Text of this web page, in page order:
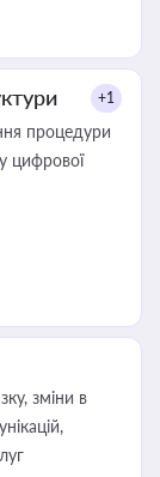
+1
процедури
цифрової
зміни в